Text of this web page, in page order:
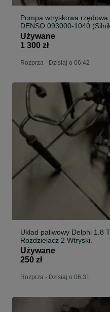
Pompa wtryskowa
DENSO 093000-1040
Używane
1 300 zł
Rozprza - Dzisiaj o 06:42
Układ paliwowy Delphi 1.8
Rozdzielacz 2 Wtryski.
Używane
250 zł
Rozprza - Dzisiaj o 06:31